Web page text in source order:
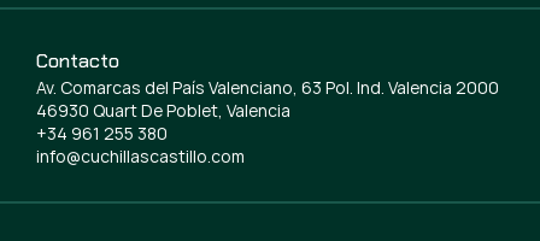
Contacto
Av. Comarcas del País Valenciano, 63 Pol. Ind. Valencia 2000
46930 Quart De Poblet, Valencia
+34 961 255 380
info@cuchillascastillo.com